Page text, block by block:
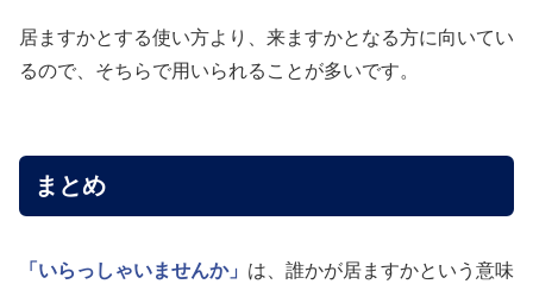
居ますかとする使い方より、来ますかとなる方に向いてい
るので、そちらで用いられることが多いです。
まとめ
「いらっしゃいませんか」 は、誰かが居ますかという意味